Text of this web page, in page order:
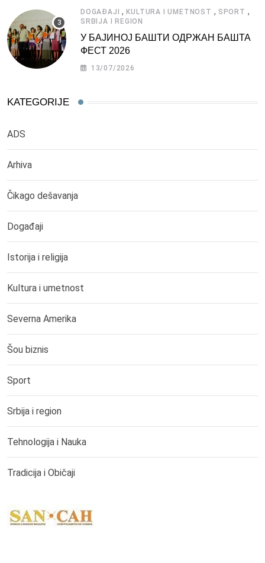
DOGAĐAJI ,KULTURA I UMETNOST , SPORT ,
SRBIJA I REGION
У БАЈИНОЈ БАШТИ ОДРЖАН БАШТА
ФЕСТ 2026
13/07/2026
KATEGORIJE
ADS
Arhiva
Čikago dešavanja
Događaji
Istorija i religija
Kultura i umetnost
Severna Amerika
Šou biznis
Sport
Srbija i region
Tehnologija i Nauka
Tradicija i Običaji